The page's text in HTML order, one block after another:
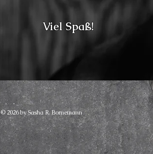
Viel Spaß!
© 2026by Sasha R. Bornemann